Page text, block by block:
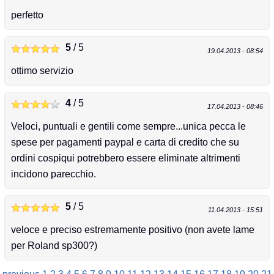
perfetto
19.04.2013 - 08:54
5 / 5
ottimo servizio
17.04.2013 - 08:46
4 / 5
Veloci, puntuali e gentili come sempre...unica pecca le
spese per pagamenti paypal e carta di credito che su
ordini cospiqui potrebbero essere eliminate altrimenti
incidono parecchio.
11.04.2013 - 15:51
5 / 5
veloce e preciso estremamente positivo (non avete lame
per Roland sp300?)